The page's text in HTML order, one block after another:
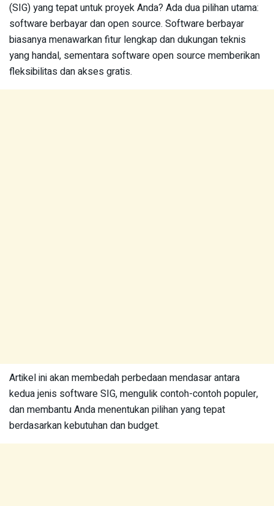
(SIG) yang tepat untuk proyek Anda? Ada dua pilihan utama:
software berbayar dan open source. Software berbayar
biasanya menawarkan fitur lengkap dan dukungan teknis
yang handal, sementara software open source memberikan
fleksibilitas dan akses gratis.
Artikel ini akan membedah perbedaan mendasar antara
kedua jenis software SIG, mengulik contoh-contoh populer,
dan membantu Anda menentukan pilihan yang tepat
berdasarkan kebutuhan dan budget.